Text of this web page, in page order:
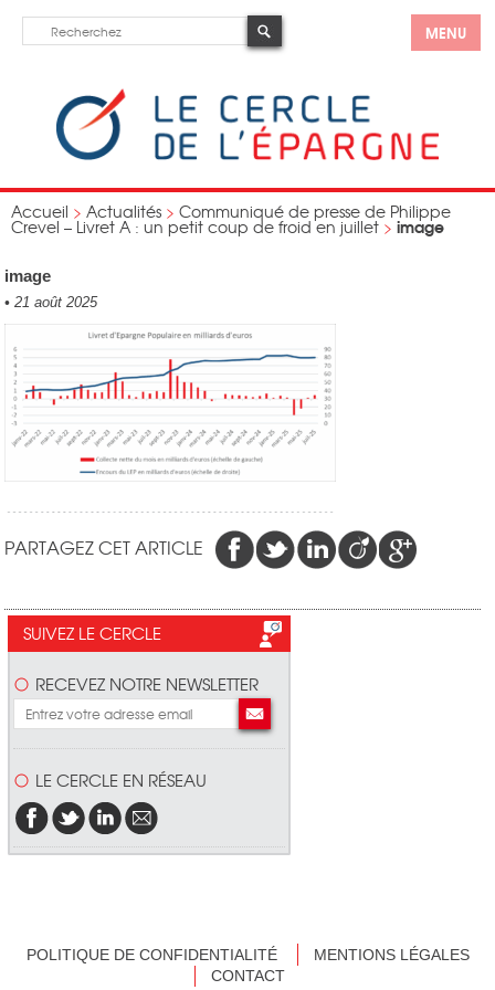
MENU
Accueil > Actualités > Communiqué de presse de Philippe
Crevel – Livret A : un petit coup de froid en juillet > image
image
• 21 août 2025
PARTAGEZ CET ARTICLE
SUIVEZ LE CERCLE
RECEVEZ NOTRE NEWSLETTER
LE CERCLE EN RÉSEAU
POLITIQUE DE CONFIDENTIALITÉ
MENTIONS LÉGALES
CONTACT